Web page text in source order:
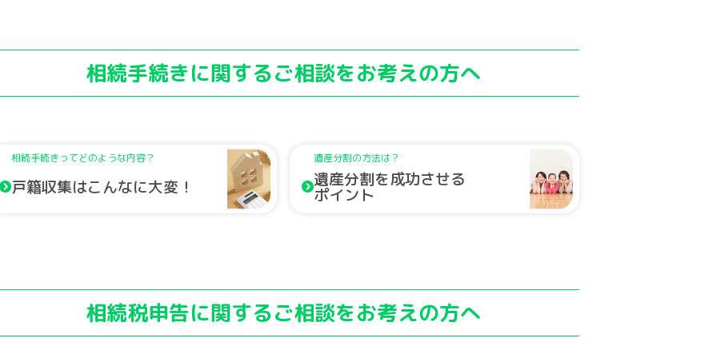
相続手続きに関するご相談をお考えの方へ
相続手続きってどのような内容？
戸籍収集はこんなに大変！
遺産分割の方法は？
遺産分割を成功させる
ポイント
相続税申告に関するご相談をお考えの方へ